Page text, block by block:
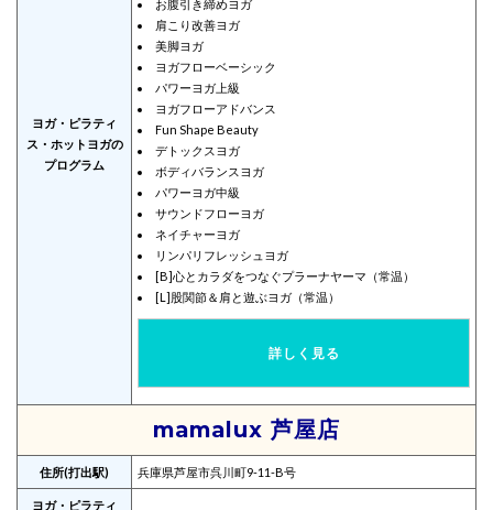
ヨガ・ピラティ
ス・ホットヨガの
プログラム
お腹引き締めヨガ
肩こり改善ヨガ
美脚ヨガ
ヨガフローベーシック
パワーヨガ上級
ヨガフローアドバンス
Fun Shape Beauty
デトックスヨガ
ボディバランスヨガ
パワーヨガ中級
サウンドフローヨガ
ネイチャーヨガ
リンパリフレッシュヨガ
[B]心とカラダをつなぐプラーナヤーマ（常温）
[L]股関節＆肩と遊ぶヨガ（常温）
詳しく見る
mamalux 芦屋店
住所(打出駅) 兵庫県芦屋市呉川町9-11-B号
ヨガ・ピラティ